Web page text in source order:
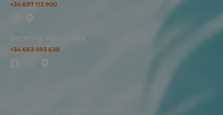
+34 697 113 900
+34 663 493 630
Conditions générales d'utilisation